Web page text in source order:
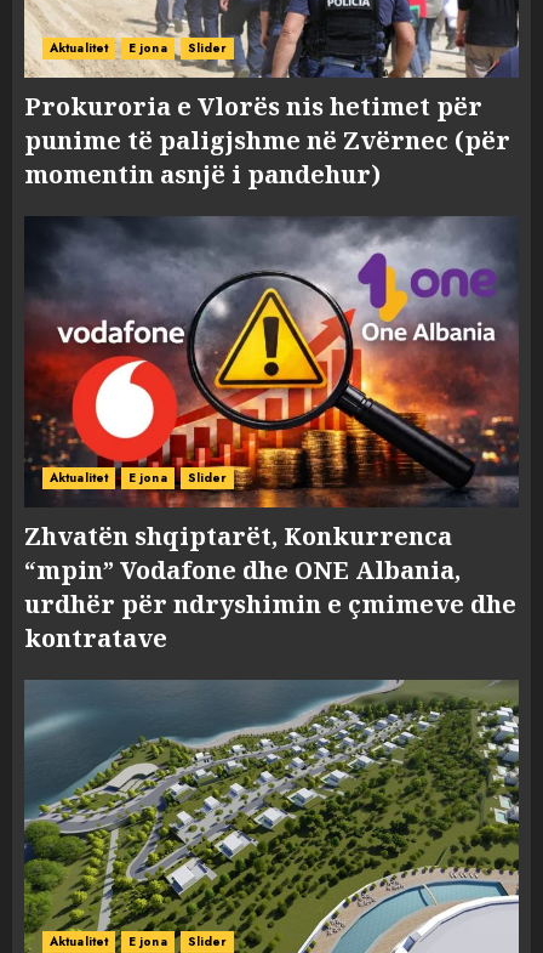
Aktualitet E jona Slider
Prokuroria e Vlorës nis hetimet për
punime të paligjshme në Zvërnec (për
momentin asnjë i pandehur)
Aktualitet E jona Slider
Zhvatën shqiptarët, Konkurrenca
“mpin” Vodafone dhe ONE Albania,
urdhër për ndryshimin e çmimeve dhe
kontratave
Aktualitet E jona Slider